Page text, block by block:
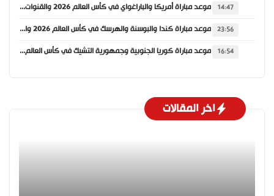
14:47 موعد مباراة أمريكا والباراغواي في كأس العالم 2026 والقنوات الناقلة
23:56 موعد مباراة كندا والبوسنة والهرسك في كأس العالم 2026 والقنوات الناقلة
16:54 موعد مباراة كوريا الجنوبية وجمهورية التشيك في كأس العالم 2026 والقنوات الناقلة
اخر المقالات